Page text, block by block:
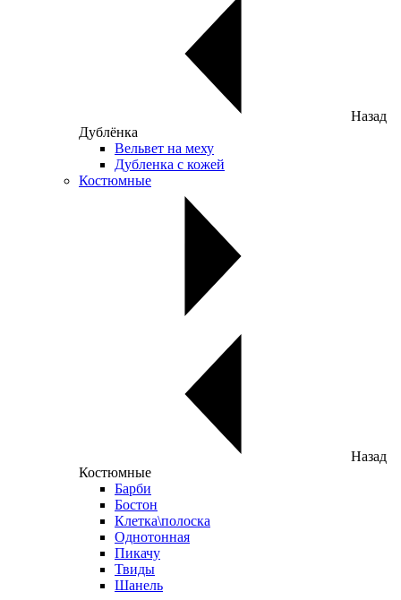
Назад
Дублёнка
Вельвет на меху
Дубленка с кожей
Костюмные
Назад
Костюмные
Барби
Бостон
Клетка\полоска
Однотонная
Пикачу
Твиды
Шанель